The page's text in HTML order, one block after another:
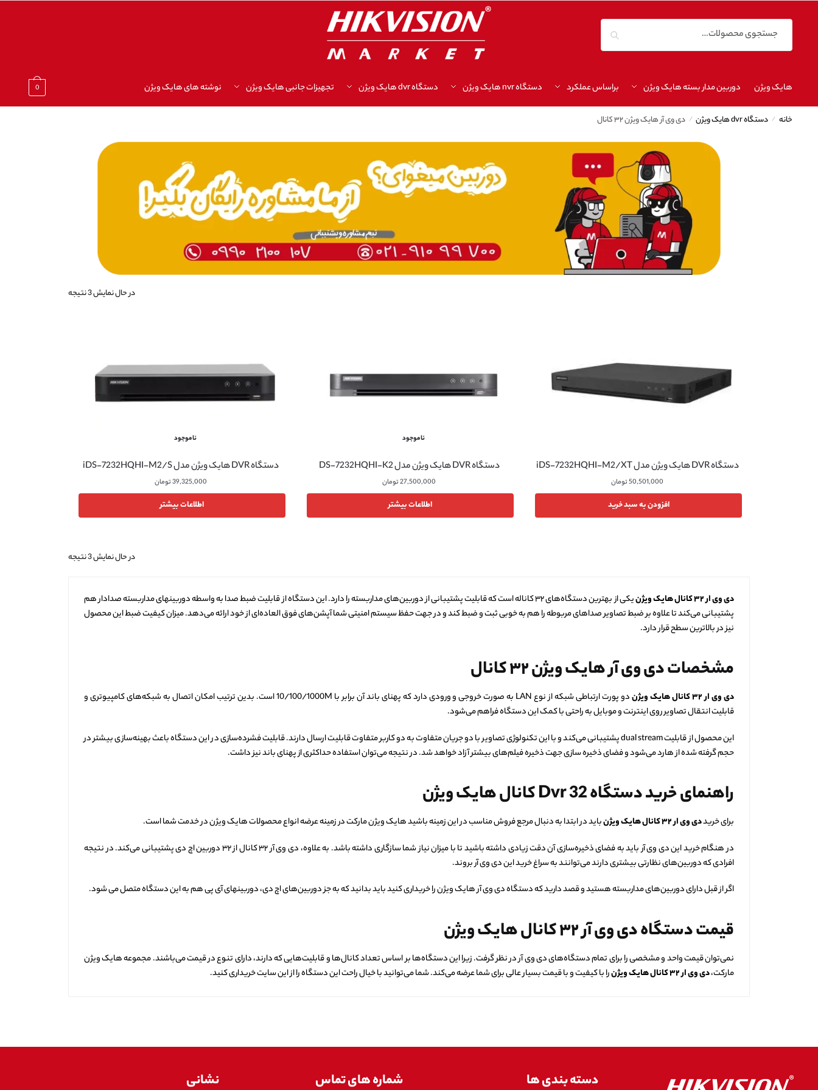
هایک ویژن دوربین مدار بسته هایک ویژن براساس عملکرد دستگاه nvr هایک ویژن دستگاه dvr هایک ویژن تجهیزات جانبی هایک ویژن نوشته های هایک ویژن 0
خانه / دستگاه dvr هایک ویژن / دی وی آر هایک ویژن ۳۲ کانال
در حال نمایش 3 نتیجه
دستگاه DVR هایک ویژن مدل iDS-7232HQHI-M2/XT
50,501,000تومان
افزودن به سبد خرید
ناموجود
دستگاه DVR هایک ویژن مدل DS-7232HQHI-K2
27,500,000تومان
اطلاعات بیشتر
ناموجود
دستگاه DVR هایک ویژن مدل iDS-7232HQHI-M2/S
39,325,000تومان
اطلاعات بیشتر
در حال نمایش 3 نتیجه
دی وی ار۳۲کانال هایک ویژن
یکی از بهترین دستگاه‌های ۳۲ کاناله است که قابلیت پشتیبانی از دوربین‌های مداربسته را دارد. این دستگاه از قابلیت ضبط صدا به واسطه دوربینهای مداربسته صدادار هم
پشتیبانی می‌کند تا علاوه بر ضبط تصاویر صداهای مربوطه را هم به خوبی ثبت و ضبط کند و در جهت حفظ سیستم امنیتی شما آپشن‌های فوق العاده‌ای از خود ارائه می‌دهد. میزان کیفیت ضبط این محصول
نیز در بالاترین سطح قرار دارد.
مشخصات دی‌ وی‌ آر هایک ویژن۳۲کانال
دی وی ار۳۲کانال هایک ویژن
دو پورت ارتباطی شبکه از نوع LAN به صورت خروجی و ورودی دارد که پهنای باند آن برابر با 10/100/1000M است. بدین ترتیب امکان اتصال به شبکه‌های کامپیوتری و
قابلیت انتقال تصاویر روی اینترنت و موبایل به راحتی با کمک این دستگاه فراهم می‌شود.
این محصول از قابلیت dual stream پشتیبانی می‌کند و با این تکنولوژی تصاویر با دو جریان متفاوت به دو کاربر متفاوت قابلیت ارسال دارند. قابلیت فشرده‌سازی در این دستگاه باعث بهینه‌سازی بیشتر در
حجم گرفته شده از هارد می‌شود و فضای ذخیره سازی جهت ذخیره فیلم‌های بیشتر آزاد خواهد شد. در نتیجه می‌توان استفاده حداکثری از پهنای باند نیز داشت.
راهنمای خرید دستگاهDvr 32کانال هایک ویژن
برای خریددی وی ار۳۲کانال هایک ویژنباید در ابتدا به دنبال مرجع فروش مناسب در این زمینه باشید هایک ویژن مارکت در زمینه عرضه انواع محصولات هایک ویژن در خدمت شما است.
در هنگام خرید این دی وی آر باید به فضای ذخیره‌سازی آن دقت زیادی داشته باشید تا با میزان نیاز شما سازگاری داشته باشد. به علاوه، دی وی آر ۳۲ کانال از ۳۲ دوربین اچ دی پشتیبانی می‌کند. در نتیجه
افرادی که دوربین‌های نظارتی بیشتری دارند می‌توانند به سراغ خرید این دی وی آر بروند.
اگر از قبل دارای دوربین‌های مداربسته هستید و قصد دارید که دستگاه دی وی آر هایک ویژن را خریداری کنید باید بدانید که به جز دوربین‌های اچ دی، دوربینهای آی پی هم به این دستگاه متصل می شود.
قیمت دستگاه دی وی آر۳۲کانال هایک ویژن
نمی‌توان قیمت واحد و مشخصی را برای تمام دستگاه‌های دی‌ وی‌ آر در نظر گرفت. زیرا این دستگاه‌ها بر اساس تعداد کانال‌ها و قابلیت‌هایی که دارند، دارای تنوع در قیمت می‌باشند. مجموعه هایک ویژن
مارکت،دی وی ار۳۲کانال هایک ویژنرا با کیفیت و با قیمت بسیار عالی برای شما عرضه می‌کند‌. شما می‌توانید با خیال راحت این دستگاه را از این سایت خریداری کنید.
دسته بندی ها شماره های تماس نشانی